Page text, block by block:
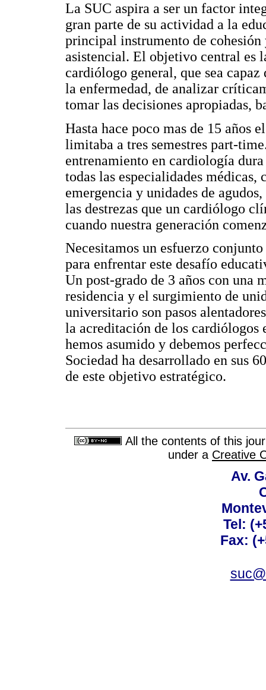
La SUC aspira a ser un factor
gran parte de su actividad a la
principal instrumento de
asistencial. El objetivo central es
cardiólogo general, que sea
la enfermedad, de analizar
tomar las decisiones apropiadas,
Hasta hace poco mas de 15 años
limitaba a tres semestres part-
entrenamiento en cardiología
todas las especialidades médicas,
emergencia y unidades de
las destrezas que un cardiólogo
cuando nuestra generación
Necesitamos un esfuerzo
para enfrentar este desafío
Un post-grado de 3 años con una
residencia y el surgimiento de
universitario son pasos
la acreditación de los cardiólogos
hemos asumido y debemos
Sociedad ha desarrollado en sus
de este objetivo estratégico.
All the contents of this
under a Creative
Av.
Tel:
Fax: